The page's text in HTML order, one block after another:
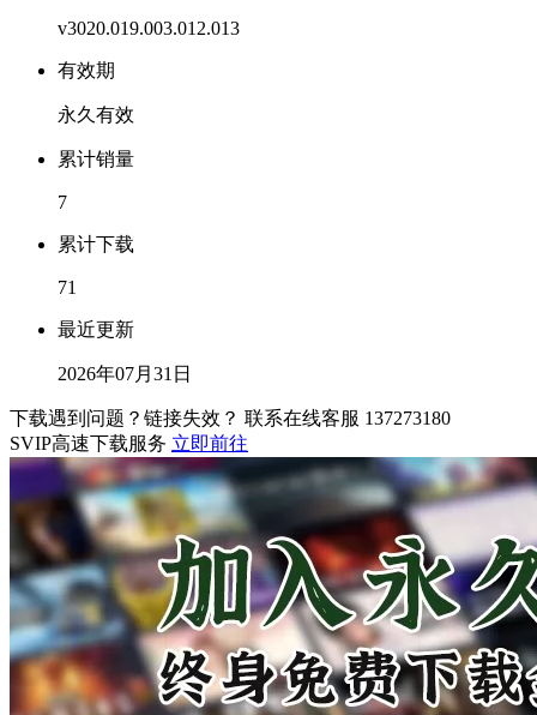
v3020.019.003.012.013
有效期
永久有效
累计销量
7
累计下载
71
最近更新
2026年07月31日
下载遇到问题？链接失效？ 联系在线客服 137273180
SVIP高速下载服务 立即前往